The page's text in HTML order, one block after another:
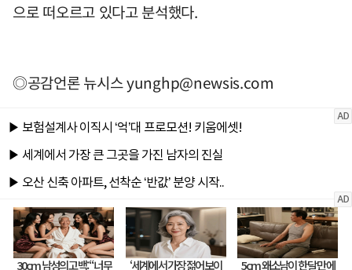
으로 떠오르고 있다고 분석했다.
◎공감언론 뉴시스yunghp@newsis.com